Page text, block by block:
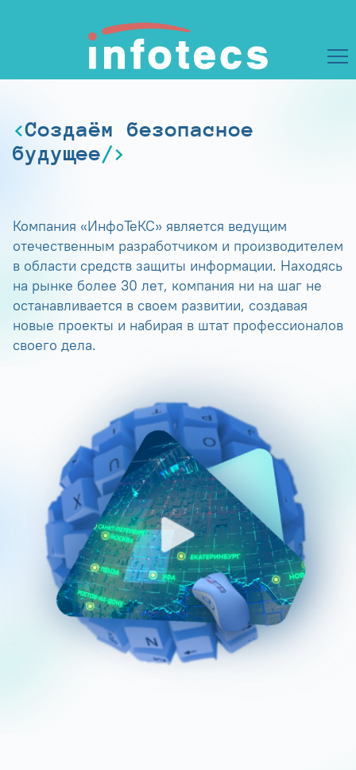
Создаём безопасное
будущее
Компания «ИнфоТеКС» является ведущим
отечественным разработчиком и производителем
в области средств защиты информации. Находясь
на рынке более 30 лет, компания ни на шаг не
останавливается в своем развитии, создавая
новые проекты и набирая в штат профессионалов
своего дела.